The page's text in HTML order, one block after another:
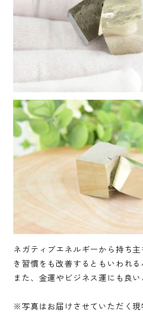
ネガティブエネルギーから持ち
き習慣をも改善するともいわれる
また、金運やビジネス運にも良い
※写真はお届けさせていただく現